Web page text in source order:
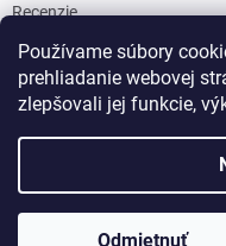
Používame súbory
prehliadanie webovej
zlepšovali jej funkcie,
Odmietnuť
Recenzie
Blog